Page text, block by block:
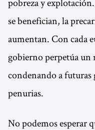
se benefician, la
aumentan. Con cada
gobierno perpetúa
condenando a futuras
penurias.
No podemos esperar